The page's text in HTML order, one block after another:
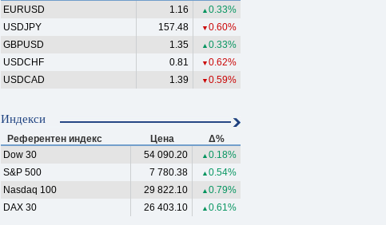
EURUSD
1.16 ▲ 0.33%
USDJPY
157.48 ▼ 0.60%
GBPUSD
1.35 ▲ 0.33%
USDCHF
0.81 ▼ 0.62%
USDCAD
1.39 ▼ 0.59%
Индекси
Референтен индекс Цена
Δ%
Dow 30
54 090.20 ▲ 0.18%
S&P 500
7 780.38 ▲ 0.54%
Nasdaq 100
29 822.10 ▲ 0.79%
DAX 30
26 403.10 ▲ 0.61%